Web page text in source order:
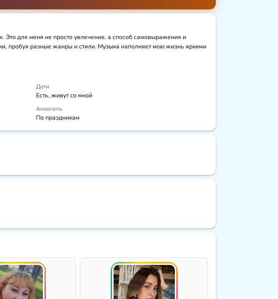
для меня не просто увлечение, а способ самовыражения и
пробуя разные жанры и стили. Музыка наполняет мою жизнь яркими
Дети
Есть, живут со мной
Алкоголь
По праздникам